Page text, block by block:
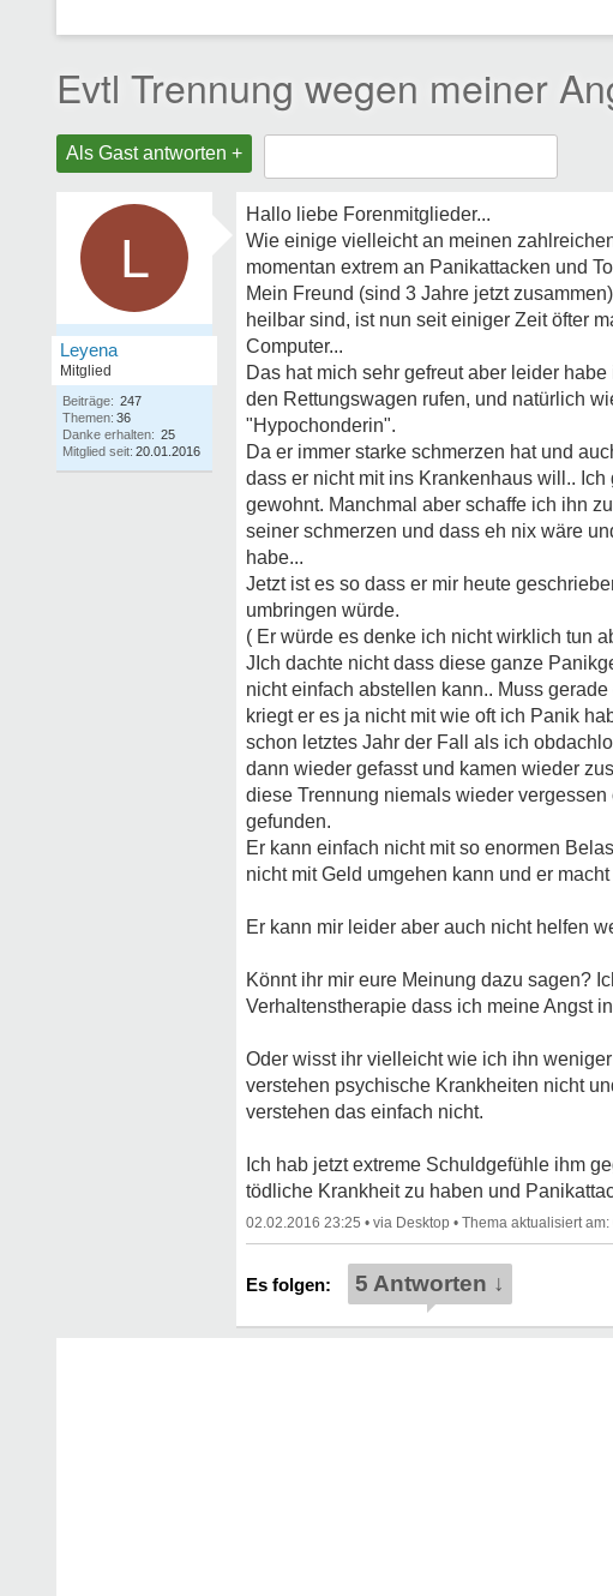
Evtl Trennung wegen meiner
Als Gast antworten +
L
Leyena
Mitglied
Beiträge: 247
Themen: 36
Danke erhalten: 25
Mitglied seit: 20.01.2016
Hallo liebe Forenmitglieder...
Wie einige vielleicht an meinen
momentan extrem an Panikattacken und
Mein Freund (sind 3 Jahre jetzt
heilbar sind, ist nun seit einiger Zeit öfter
Computer...
Das hat mich sehr gefreut aber leider
den Rettungswagen rufen, und natürlich
"Hypochonderin".
Da er immer starke schmerzen hat und
dass er nicht mit ins Krankenhaus will..
gewohnt. Manchmal aber schaffe ich ihn
seiner schmerzen und dass eh nix wäre
habe...
Jetzt ist es so dass er mir heute
umbringen würde.
( Er würde es denke ich nicht wirklich tun
JIch dachte nicht dass diese ganze
nicht einfach abstellen kann.. Muss
kriegt er es ja nicht mit wie oft ich Panik
schon letztes Jahr der Fall als ich
dann wieder gefasst und kamen wieder
diese Trennung niemals wieder
gefunden.
Er kann einfach nicht mit so enormen
nicht mit Geld umgehen kann und er
Er kann mir leider aber auch nicht helfen
Könnt ihr mir eure Meinung dazu sagen?
Verhaltenstherapie dass ich meine Angst
Oder wisst ihr vielleicht wie ich ihn
verstehen psychische Krankheiten nicht
verstehen das einfach nicht.
Ich hab jetzt extreme Schuldgefühle ihm
tödliche Krankheit zu haben und
02.02.2016 23:25 • •
5 Antworten ↓